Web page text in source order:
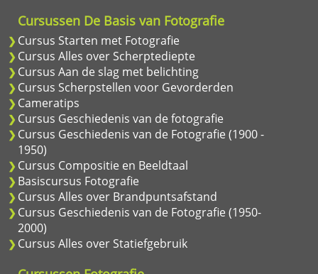
Cursussen De Basis van Fotografie
Cursus Starten met Fotografie
Cursus Alles over Scherptediepte
Cursus Aan de slag met belichting
Cursus Scherpstellen voor Gevorderden
Cameratips
Cursus Geschiedenis van de fotografie
Cursus Geschiedenis van de Fotografie (1900 -
1950)
Cursus Compositie en Beeldtaal
Basiscursus Fotografie
Cursus Alles over Brandpuntsafstand
Cursus Geschiedenis van de Fotografie (1950-
2000)
Cursus Alles over Statiefgebruik